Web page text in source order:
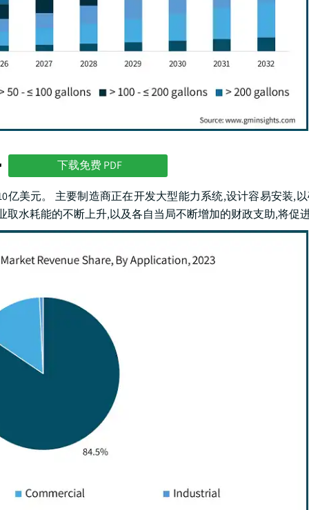
下载免费 PDF
亿美元。 主要制造商正在开发大型能力系统,设计容易安装,
水耗能的不断上升,以及各自当局不断增加的财政支助,将促